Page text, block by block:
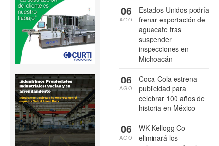
Estados Unidos podría
frenar exportación de
aguacate tras
suspender
inspecciones en
Michoacán
06
AGO
Coca-Cola estrena
publicidad para
celebrar 100 años de
historia en México
06
AGO
WK Kellogg Co
eliminará los
06
AGO